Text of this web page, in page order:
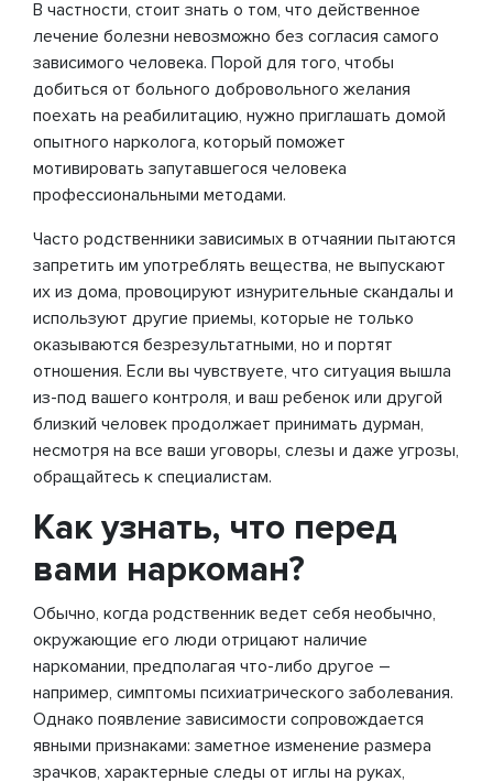
В частности, стоит знать о том, что действенное
лечение болезни невозможно без согласия самого
зависимого человека. Порой для того, чтобы
добиться от больного добровольного желания
поехать на реабилитацию, нужно приглашать домой
опытного нарколога, который поможет
мотивировать запутавшегося человека
профессиональными методами.
Часто родственники зависимых в отчаянии пытаются
запретить им употреблять вещества, не выпускают
их из дома, провоцируют изнурительные скандалы и
используют другие приемы, которые не только
оказываются безрезультатными, но и портят
отношения. Если вы чувствуете, что ситуация вышла
из-под вашего контроля, и ваш ребенок или другой
близкий человек продолжает принимать дурман,
несмотря на все ваши уговоры, слезы и даже угрозы,
обращайтесь к специалистам.
Как узнать, что перед
вами наркоман?
Обычно, когда родственник ведет себя необычно,
окружающие его люди отрицают наличие
наркомании, предполагая что-либо другое –
например, симптомы психиатрического заболевания.
Однако появление зависимости сопровождается
явными признаками: заметное изменение размера
зрачков, характерные следы от иглы на руках,